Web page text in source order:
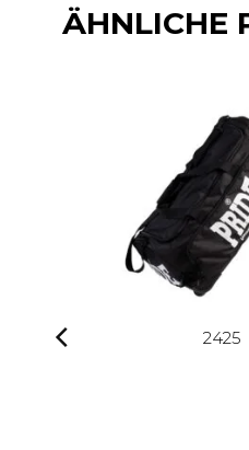
ÄHNLICHE
2425